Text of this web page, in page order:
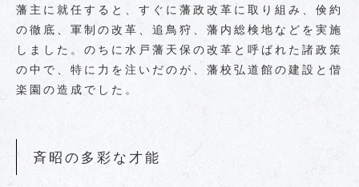
藩主に就任すると、すぐに藩政改革に取り組み、倹約
の徹底、軍制の改革、追鳥狩、藩内総検地などを実施
しました。のちに水戸藩天保の改革と呼ばれた諸政策
の中で、特に力を注いだのが、藩校弘道館の建設と偕
楽園の造成でした。
斉昭の多彩な才能